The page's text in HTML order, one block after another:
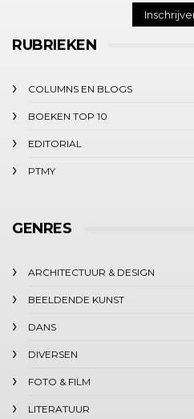
RUBRIEKEN
COLUMNS EN BLOGS
BOEKEN TOP 10
EDITORIAL
PTMY
GENRES
ARCHITECTUUR & DESIGN
BEELDENDE KUNST
DANS
DIVERSEN
FOTO & FILM
LITERATUUR